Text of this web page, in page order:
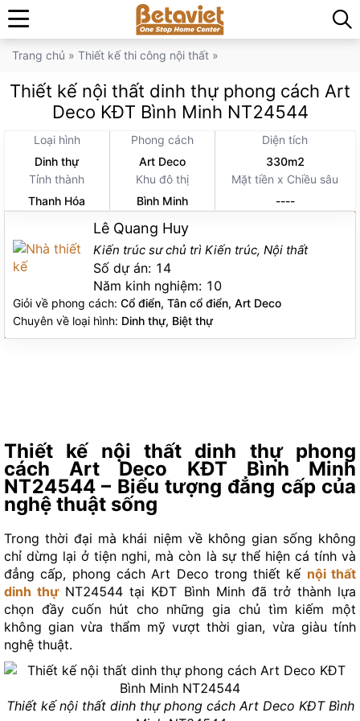
Trang chủ » Thiết kế thi công nội thất »
Thiết kế nội thất dinh thự phong cách Art
Deco KĐT Bình Minh NT24544
Loại hình
Dinh thự
Phong cách
Art Deco
Diện tích
330m2
Tỉnh thành
Thanh Hóa
Khu đô thị
Bình Minh
Mặt tiền x Chiều sâu
----
Lê Quang Huy
Kiến trúc sư chủ trì Kiến trúc, Nội thất
Số dự án: 14
Năm kinh nghiệm: 10
Giỏi về phong cách: Cổ điển, Tân cổ điển, Art Deco
Chuyên về loại hình: Dinh thự, Biệt thự
Thiết kế nội thất dinh thự phong
cách Art Deco KĐT Bình Minh
NT24544 – Biểu tượng đẳng cấp của
nghệ thuật sống
Trong thời đại mà khái niệm về không gian sống không
chỉ dừng lại ở tiện nghi, mà còn là sự thể hiện cá tính và
đẳng cấp, phong cách Art Deco trong thiết kế nội thất
dinh thựNT24544 tại KĐT Bình Minh đã trở thành lựa
chọn đầy cuốn hút cho những gia chủ tìm kiếm một
không gian vừa thẩm mỹ vượt thời gian, vừa giàu tính
nghệ thuật.
Thiết kế nội thất dinh thự phong cách Art Deco KĐT Bình